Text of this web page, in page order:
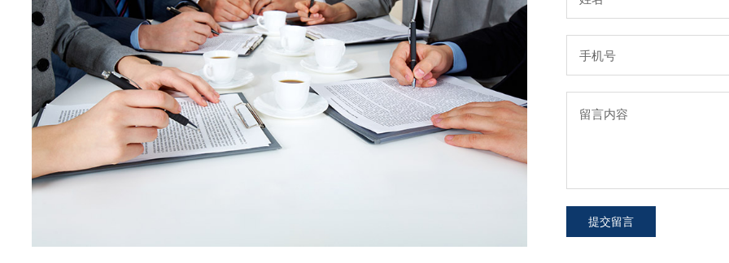
提交留言